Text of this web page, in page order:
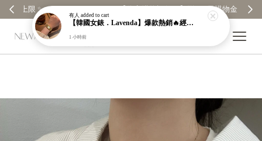
有人 added to cart
【韓國女錶．Lavenda】爆款熱銷🔥經典之作老錢風編織紋理奢華金錶【nk64】
1 小時前